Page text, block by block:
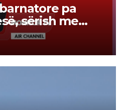
pa
sërish me
280 denarë